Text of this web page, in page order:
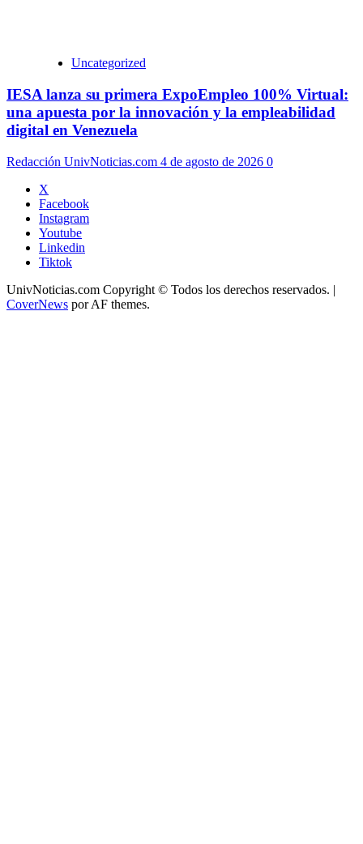
Uncategorized
IESA lanza su primera ExpoEmpleo 100% Virtual:
una apuesta por la innovación y la empleabilidad
digital en Venezuela
Redacción UnivNoticias.com 4 de agosto de 2026 0
X
Facebook
Instagram
Youtube
Linkedin
Tiktok
UnivNoticias.com Copyright © Todos los derechos reservados. |
CoverNews por AF themes.